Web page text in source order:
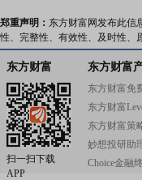
郑重声明： 东方财富网发布此信
性、完整性、有效性、及时性、
东方财富
扫一扫下载
APP
东方财富
东方财富免
东方财富
东方财富策
妙想投研助
Choice金融